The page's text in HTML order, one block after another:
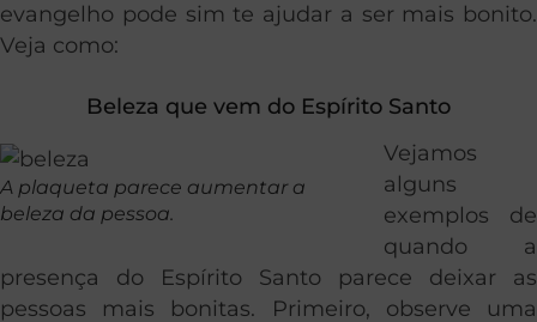
evangelho pode sim te ajudar a ser mais bonito.
Veja como:
Beleza que vem do Espírito Santo
A plaqueta parece aumentar a
beleza da pessoa.
Vejamos
alguns
exemplos de
quando a
presença do Espírito Santo parece deixar as
pessoas mais bonitas. Primeiro, observe uma